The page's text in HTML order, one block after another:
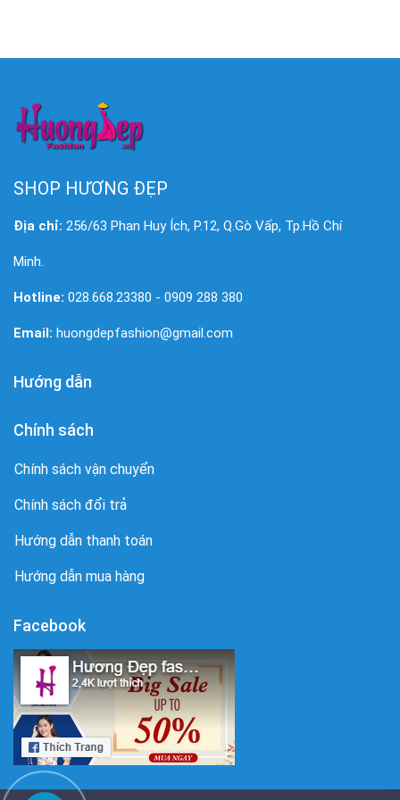
SHOP HƯƠNG ĐẸP
Địa chỉ: 256/63 Phan Huy Ích, P.12, Q.Gò Vấp, Tp.Hồ Chí
Minh.
Hotline: 028.668.23380 - 0909 288 380
Email: huongdepfashion@gmail.com
Hướng dẫn
Chính sách
Chính sách vận chuyển
Chính sách đổi trả
Hướng dẫn thanh toán
Hướng dẫn mua hàng
Facebook